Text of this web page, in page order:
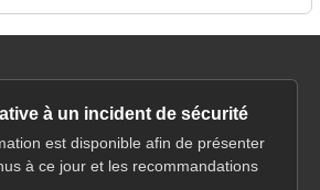
à un incident de sécurité
est disponible afin de présenter
à ce jour et les recommandations